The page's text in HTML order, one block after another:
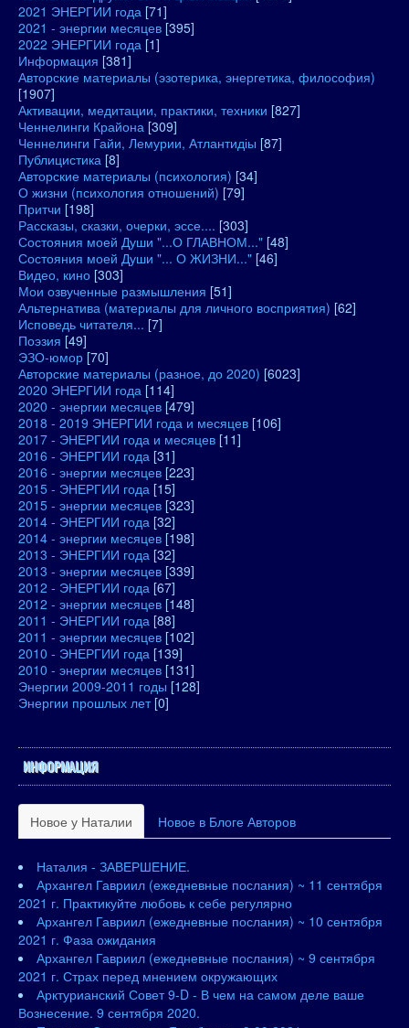
2021 ЭНЕРГИИ года [71]
2021 - энергии месяцев [395]
2022 ЭНЕРГИИ года [1]
Информация [381]
Авторские материалы (эзотерика, энергетика, философия)
[1907]
Активации, медитации, практики, техники [827]
Ченнелинги Крайона [309]
Ченнелинги Гайи, Лемурии, Атлантидіы [87]
Публицистика [8]
Авторские материалы (психология) [34]
О жизни (психология отношений) [79]
Притчи [198]
Рассказы, сказки, очерки, эссе.... [303]
Состояния моей Души "...О ГЛАВНОМ..." [48]
Состояния моей Души "... О ЖИЗНИ..." [46]
Видео, кино [303]
Мои озвученные размышления [51]
Альтернатива (материалы для личного восприятия) [62]
Исповедь читателя... [7]
Поэзия [49]
ЭЗО-юмор [70]
Авторские материалы (разное, до 2020) [6023]
2020 ЭНЕРГИИ года [114]
2020 - энергии месяцев [479]
2018 - 2019 ЭНЕРГИИ года и месяцев [106]
2017 - ЭНЕРГИИ года и месяцев [11]
2016 - ЭНЕРГИИ года [31]
2016 - энергии месяцев [223]
2015 - ЭНЕРГИИ года [15]
2015 - энергии месяцев [323]
2014 - ЭНЕРГИИ года [32]
2014 - энергии месяцев [198]
2013 - ЭНЕРГИИ года [32]
2013 - энергии месяцев [339]
2012 - ЭНЕРГИИ года [67]
2012 - энергии месяцев [148]
2011 - ЭНЕРГИИ года [88]
2011 - энергии месяцев [102]
2010 - ЭНЕРГИИ года [139]
2010 - энергии месяцев [131]
Энергии 2009-2011 годы [128]
Энергии прошлых лет [0]
ИНФОРМАЦИЯ
Новое у Наталии Новое в Блоге Авторов
Наталия - ЗАВЕРШЕНИЕ.
Архангел Гавриил (ежедневные послания) ~ 11 сентября
2021 г. Практикуйте любовь к себе регулярно
Архангел Гавриил (ежедневные послания) ~ 10 сентября
2021 г. Фаза ожидания
Архангел Гавриил (ежедневные послания) ~ 9 сентября
2021 г. Страх перед мнением окружающих
Арктурианский Совет 9-D - В чем на самом деле ваше
Вознесение. 9 сентября 2020.